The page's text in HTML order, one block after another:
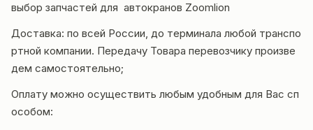
выбор запчастей для автокранов Zoomlion
Доставка: по всей России, до терминала любой транспо
ртной компании. Передачу Товара перевозчику произве
дем самостоятельно;
Оплату можно осуществить любым удобным для Вас сп
особом: